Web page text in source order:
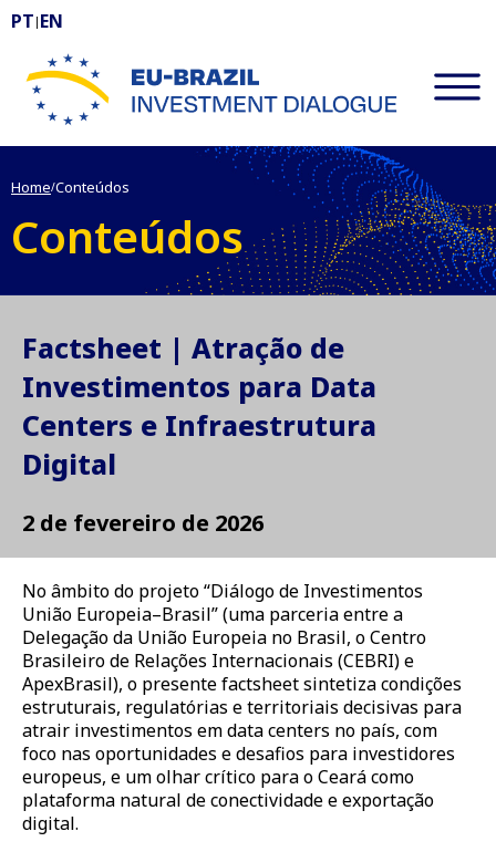
PT | EN
EU-BRAZIL Investment Dialogue
Home/Conteúdos
Conteúdos
Factsheet | Atração de
Investimentos para Data
Centers e Infraestrutura
Digital
2 de fevereiro de 2026
No âmbito do projeto “Diálogo de Investimentos
União Europeia–Brasil” (uma parceria entre a
Delegação da União Europeia no Brasil, o Centro
Brasileiro de Relações Internacionais (CEBRI) e
ApexBrasil), o presente factsheet sintetiza condições
estruturais, regulatórias e territoriais decisivas para
atrair investimentos em data centers no país, com
foco nas oportunidades e desafios para investidores
europeus, e um olhar crítico para o Ceará como
plataforma natural de conectividade e exportação
digital.